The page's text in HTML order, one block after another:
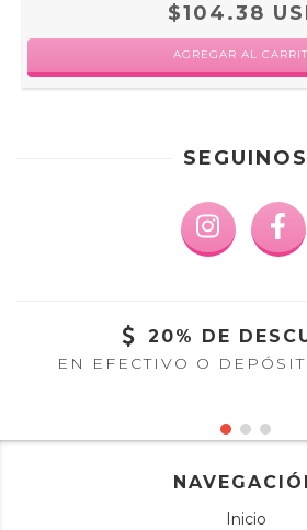
$104.38
AGREGAR AL
SEGUINOS
20% DE
EN EFECTIVO O
Inicio